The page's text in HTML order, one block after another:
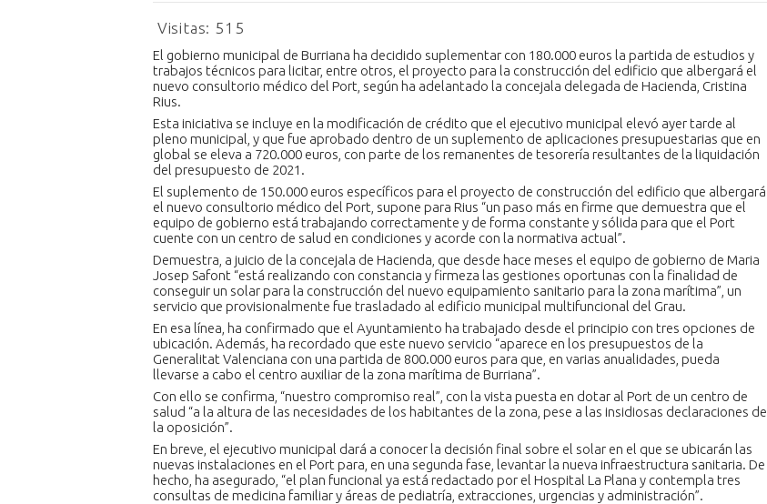
Visitas: 515
El gobierno municipal de Burriana ha decidido suplementar con 180.000 euros la partida de estudios y
trabajos técnicos para licitar, entre otros, el proyecto para la construcción del edificio que albergará el
nuevo consultorio médico del Port, según ha adelantado la concejala delegada de Hacienda, Cristina
Rius.
Esta iniciativa se incluye en la modificación de crédito que el ejecutivo municipal elevó ayer tarde al
pleno municipal, y que fue aprobado dentro de un suplemento de aplicaciones presupuestarias que en
global se eleva a 720.000 euros, con parte de los remanentes de tesorería resultantes de la liquidación
del presupuesto de 2021.
El suplemento de 150.000 euros específicos para el proyecto de construcción del edificio que albergará
el nuevo consultorio médico del Port, supone para Rius “un paso más en firme que demuestra que el
equipo de gobierno está trabajando correctamente y de forma constante y sólida para que el Port
cuente con un centro de salud en condiciones y acorde con la normativa actual”.
Demuestra, a juicio de la concejala de Hacienda, que desde hace meses el equipo de gobierno de Maria
Josep Safont “está realizando con constancia y firmeza las gestiones oportunas con la finalidad de
conseguir un solar para la construcción del nuevo equipamiento sanitario para la zona marítima”, un
servicio que provisionalmente fue trasladado al edificio municipal multifuncional del Grau.
En esa línea, ha confirmado que el Ayuntamiento ha trabajado desde el principio con tres opciones de
ubicación. Además, ha recordado que este nuevo servicio “aparece en los presupuestos de la
Generalitat Valenciana con una partida de 800.000 euros para que, en varias anualidades, pueda
llevarse a cabo el centro auxiliar de la zona marítima de Burriana”.
Con ello se confirma, “nuestro compromiso real”, con la vista puesta en dotar al Port de un centro de
salud “a la altura de las necesidades de los habitantes de la zona, pese a las insidiosas declaraciones de
la oposición”.
En breve, el ejecutivo municipal dará a conocer la decisión final sobre el solar en el que se ubicarán las
nuevas instalaciones en el Port para, en una segunda fase, levantar la nueva infraestructura sanitaria. De
hecho, ha asegurado, “el plan funcional ya está redactado por el Hospital La Plana y contempla tres
consultas de medicina familiar y áreas de pediatría, extracciones, urgencias y administración”.